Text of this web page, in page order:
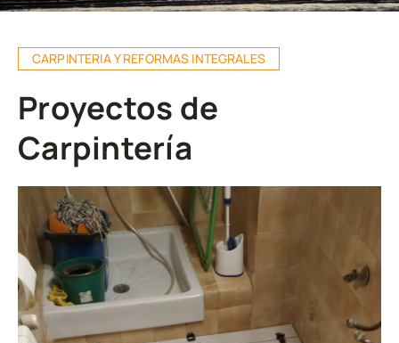
CARPINTERIA Y REFORMAS INTEGRALES
Proyectos de
Carpintería